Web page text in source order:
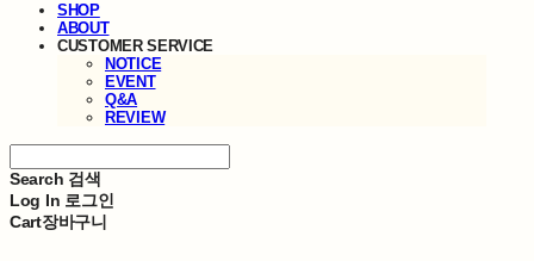
SHOP
ABOUT
CUSTOMER SERVICE
NOTICE
EVENT
Q&A
REVIEW
Search 검색
Log In 로그인
Cart장바구니